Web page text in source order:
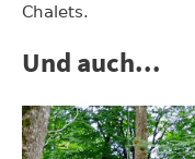
Chalets.
Und auch...